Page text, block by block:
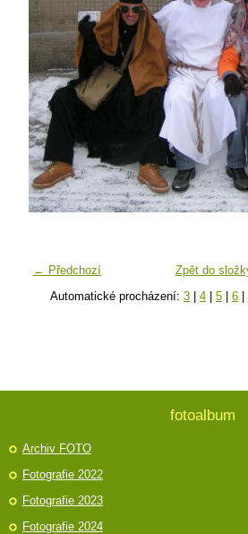
← Předchozí
Zpět do
Automatické procházení: 3 | 4 | 5 | 6 |
fotoalbum
Archiv FOTO
Fotografie 2022
Fotografie 2023
Fotografie 2024